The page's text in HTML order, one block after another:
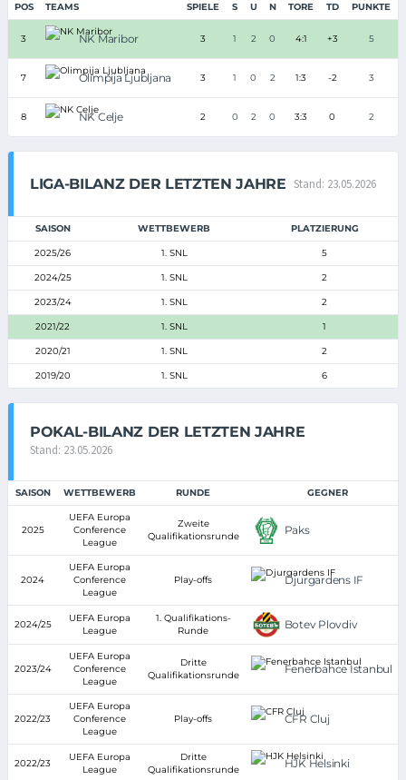
POS TEAMS SPIELE S U N TORE TD PUNKTE
3 NK Maribor 3 1 2 0 4:1 +3 5
7 Olimpija Ljubljana 3 1 0 2 1:3 -2 3
8 NK Celje 2 0 2 0 3:3 0 2
LIGA-BILANZ DER LETZTEN JAHRE Stand: 23.05.2026
SAISON WETTBEWERB PLATZIERUNG
2025/26 1. SNL 5
2024/25 1. SNL 2
2023/24 1. SNL 2
2021/22 1. SNL 1
2020/21 1. SNL 2
2019/20 1. SNL 6
POKAL-BILANZ DER LETZTEN JAHRE
Stand: 23.05.2026
SAISON WETTBEWERB RUNDE GEGNER
2025
UEFA Europa
Conference
League
Zweite
Qualifikationsrunde
Paks
2024
UEFA Europa
Conference
League
Play-offs Djurgardens IF
2024/25
UEFA Europa
League
1. Qualifikations-
Runde
Botev Plovdiv
2023/24
UEFA Europa
Conference
League
Dritte
Qualifikationsrunde
Fenerbahce Istanbul
2022/23
UEFA Europa
Conference
League
Play-offs CFR Cluj
2022/23
UEFA Europa
League
Dritte
Qualifikationsrunde
HJK Helsinki